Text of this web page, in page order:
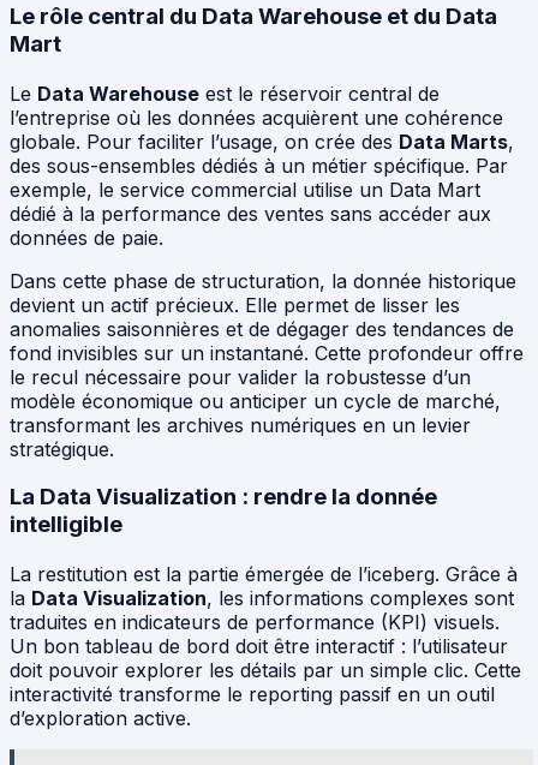
Le rôle central du Data Warehouse et du Data
Mart
Le Data Warehouse est le réservoir central de
l’entreprise où les données acquièrent une cohérence
globale. Pour faciliter l’usage, on crée des Data Marts,
des sous-ensembles dédiés à un métier spécifique. Par
exemple, le service commercial utilise un Data Mart
dédié à la performance des ventes sans accéder aux
données de paie.
Dans cette phase de structuration, la donnée historique
devient un actif précieux. Elle permet de lisser les
anomalies saisonnières et de dégager des tendances de
fond invisibles sur un instantané. Cette profondeur offre
le recul nécessaire pour valider la robustesse d’un
modèle économique ou anticiper un cycle de marché,
transformant les archives numériques en un levier
stratégique.
La Data Visualization : rendre la donnée
intelligible
La restitution est la partie émergée de l’iceberg. Grâce à
la Data Visualization, les informations complexes sont
traduites en indicateurs de performance (KPI) visuels.
Un bon tableau de bord doit être interactif : l’utilisateur
doit pouvoir explorer les détails par un simple clic. Cette
interactivité transforme le reporting passif en un outil
d’exploration active.